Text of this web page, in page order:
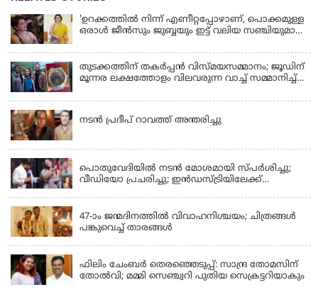
'ഉറക്കത്തിൽ നിന്ന് എണീറ്റപ്പോഴാണ്, പൊക്കമുള്ള
ഒരാൾ ജീൻസും ജുബ്ബയും ഇട്ട് വലിയ സഞ്ചിയുമായി
മരിച്ചുപോയെന്ന് പറഞ്ഞു; ആത്മാക്കളെ കണ്ടിട്ടു
ഉണ്ടെന്ന് നടി ലെന
തുടക്കത്തിന് തകർപ്പൻ വിസ്മയസമ്മാനം; ജൂഡിന്
മൂന്നര ലക്ഷത്തോളം വിലവരുന്ന വാച്ച് സമ്മാനിച്ച്
നടൻ പ്രദീപ് റാവത്ത് അന്തരിച്ചു
പൊതുവേദിയില്‍ നടന്‍ മോശമായി സ്പര്‍ശിച്ചു;
വീഡിയോ പ്രചരിച്ചു; ഇന്‍ഡസ്ട്രിയിലേക്ക്
47-ാം ജന്മദിനത്തിൽ വിവാഹനിശ്ചയം; ചിത്രങ്ങള്‍
പങ്കുവെച്ച് താരങ്ങൾ
ഫിലിം ചേംബർ തെരഞ്ഞെടുപ്പ്: സാന്ദ്ര തോമസിന്
തോൽവി; മമ്മി സെഞ്ച്വറി പുതിയ സെക്രട്ടറിയാകും